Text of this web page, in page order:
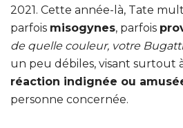
2021. Cette année-là, Tate
parfois misogynes, parfois
de quelle couleur, votre Bugatti
un peu débiles, visant surtout
réaction indignée ou
personne concernée.